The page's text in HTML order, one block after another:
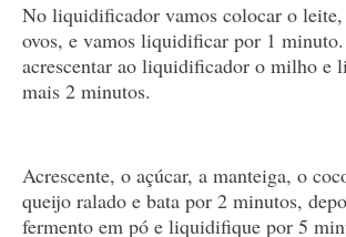
No liquidificador vamos colocar o
ovos, e vamos liquidificar por 1
acrescentar ao liquidificador o milho e
mais 2 minutos.
Acrescente, o açúcar, a manteiga, o
queijo ralado e bata por 2 minutos,
fermento em pó e liquidifique por 5